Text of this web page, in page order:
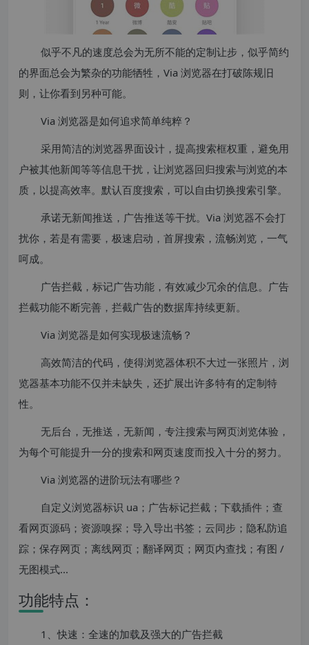
似乎不凡的速度总会为无所不能的定制让步，似乎简约
的界面总会为繁杂的功能牺牲，Via 浏览器在打破陈规旧
则，让你看到另种可能。
Via 浏览器是如何追求简单纯粹？
采用简洁的浏览器界面设计，提高搜索框权重，避免用
户被其他新闻等等信息干扰，让浏览器回归搜索与浏览的本
质，以提高效率。默认百度搜索，可以自由切换搜索引擎。
承诺无新闻推送，广告推送等干扰。Via 浏览器不会打
扰你，若是有需要，极速启动，首屏搜索，流畅浏览，一气
呵成。
广告拦截，标记广告功能，有效减少冗余的信息。广告
拦截功能不断完善，拦截广告的数据库持续更新。
Via 浏览器是如何实现极速流畅？
高效简洁的代码，使得浏览器体积不大过一张照片，浏
览器基本功能不仅并未缺失，还扩展出许多特有的定制特
性。
无后台，无推送，无新闻，专注搜索与网页浏览体验，
为每个可能提升一分的搜索和网页速度而投入十分的努力。
Via 浏览器的进阶玩法有哪些？
自定义浏览器标识 ua；广告标记拦截；下载插件；查
看网页源码；资源嗅探；导入导出书签；云同步；隐私防追
踪；保存网页；离线网页；翻译网页；网页内查找；有图 /
无图模式...
功能特点：
1、快速：全速的加载及强大的广告拦截